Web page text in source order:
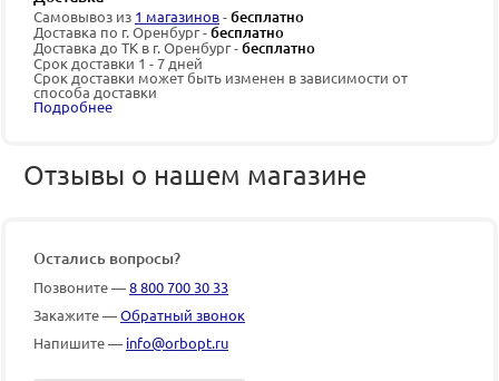
Самовывоз из 1 магазинов-бесплатно
Доставка по г. Оренбург -бесплатно
Доставка до ТК в г. Оренбург -бесплатно
Срок доставки 1 - 7 дней
Срок доставки может быть изменен в зависимости от
способа доставки
Подробнее
Отзывы о нашем магазине
Остались вопросы?
Позвоните —8 800 700 30 33
Закажите —Обратный звонок
Напишите — info@orbopt.ru